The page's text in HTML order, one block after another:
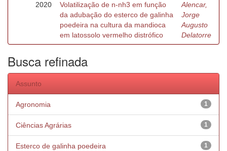
2020
Volatilização de n-nh3 em função
da adubação do esterco de galinha
poedeira na cultura da mandioca
em latossolo vermelho distrófico
Alencar,
Jorge
Augusto
Delatorre
Busca refinada
Assunto
1
Agronomia
1
Ciências Agrárias
1
Esterco de galinha poedeira